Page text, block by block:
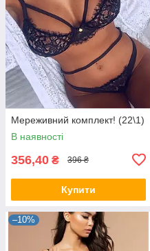
Мереживний комплект! (22\1)
В наявності
356,40 ₴ 396 ₴
Купити
–10%